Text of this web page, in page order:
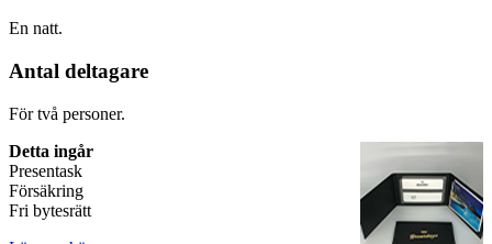
En natt.
Antal deltagare
För två personer.
Detta ingår
Presentask
Försäkring
Fri bytesrätt